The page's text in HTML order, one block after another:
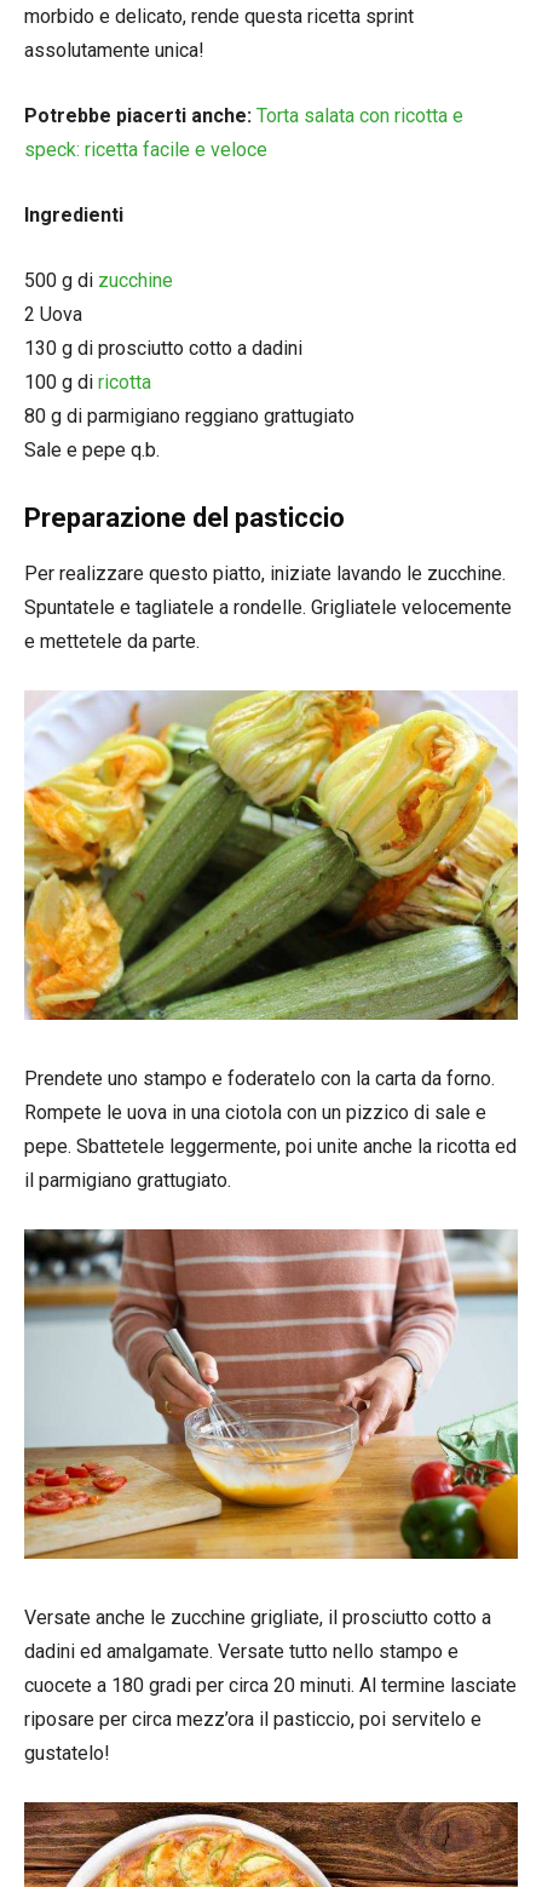
morbido e delicato, rende questa ricetta sprint
assolutamente unica!
Potrebbe piacerti anche: Torta salata con ricotta e
speck: ricetta facile e veloce
Ingredienti
500 g di zucchine
2 Uova
130 g di prosciutto cotto a dadini
100 g di ricotta
80 g di parmigiano reggiano grattugiato
Sale e pepe q.b.
Preparazione del pasticcio
Per realizzare questo piatto, iniziate lavando le zucchine.
Spuntatele e tagliatele a rondelle. Grigliatele velocemente
e mettetele da parte.
Prendete uno stampo e foderatelo con la carta da forno.
Rompete le uova in una ciotola con un pizzico di sale e
pepe. Sbattetele leggermente, poi unite anche la ricotta ed
il parmigiano grattugiato.
Versate anche le zucchine grigliate, il prosciutto cotto a
dadini ed amalgamate. Versate tutto nello stampo e
cuocete a 180 gradi per circa 20 minuti. Al termine lasciate
riposare per circa mezz’ora il pasticcio, poi servitelo e
gustatelo!